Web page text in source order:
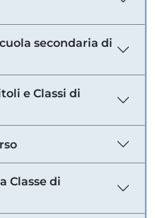
secondaria di
e Classi di
Classe di